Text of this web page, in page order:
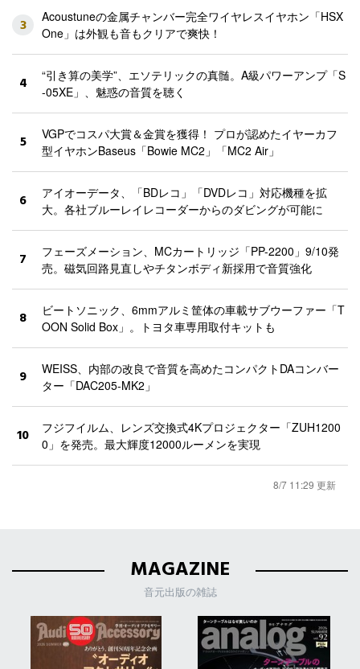
3
Acoustuneの金属チャンバー完全ワイヤレスイヤホン「HSX
One」は外観も音もクリアで爽快！
4
“引き算の美学”、エソテリックの真髄。A級パワーアンプ「S
-05XE」、魅惑の音質を聴く
5
VGPでコスパ大賞＆金賞を獲得！ プロが認めたイヤーカフ
型イヤホンBaseus「Bowie MC2」「MC2 Air」
6
アイオーデータ、「BDレコ」「DVDレコ」対応機種を拡
大。各社ブルーレイレコーダーからのダビングが可能に
7
フェーズメーション、MCカートリッジ「PP-2200」9/10発
売。磁気回路見直しやチタンボディ新採用で音質強化
8
ビートソニック、6mmアルミ筐体の車載サブウーファー「T
OON Solid Box」。トヨタ車専用取付キットも
9
WEISS、内部の改良で音質を高めたコンパクトDAコンバー
ター「DAC205-MK2」
10
フジフイルム、レンズ交換式4Kプロジェクター「ZUH1200
0」を発売。最大輝度12000ルーメンを実現
8/7 11:29 更新
MAGAZINE
音元出版の雑誌